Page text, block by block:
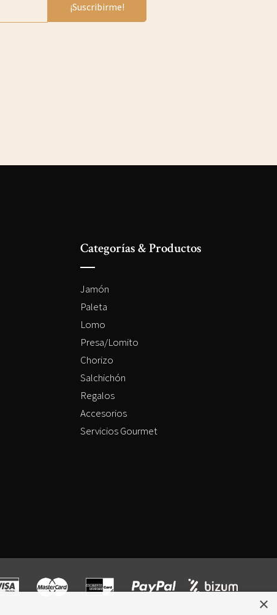
Categorías & Productos
Jamón
Paleta
Lomo
Presa/Lomito
Chorizo
Salchichón
Regalos
Accesorios
Servicios Gourmet
×